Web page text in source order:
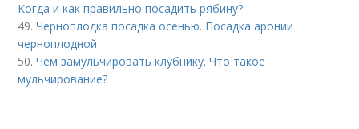
Когда и как правильно посадить рябину?
49.Черноплодка посадка осенью. Посадка аронии
черноплодной
50.Чем замульчировать клубнику. Что такое
мульчирование?